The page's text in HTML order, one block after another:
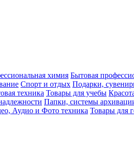
химия Бытовая
Спорт и отдых Подарки,
техника Товары для учебы
Папки, системы
Аудио и Фото техника Товары для